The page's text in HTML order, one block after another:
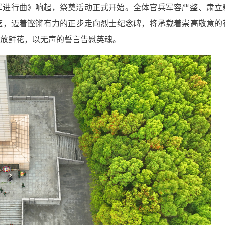
行曲》响起，祭奠活动正式开始。全体官兵军容严整、肃立
迈着铿锵有力的正步走向烈士纪念碑，将承载着崇高敬意的
鲜花，以无声的誓言告慰英魂。